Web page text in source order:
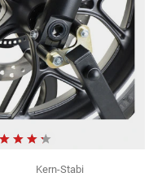
Kern-Stabi